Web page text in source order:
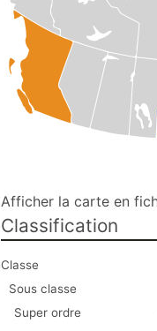
Afficher la carte en
Classification
Classe
Sous classe
Super ordre